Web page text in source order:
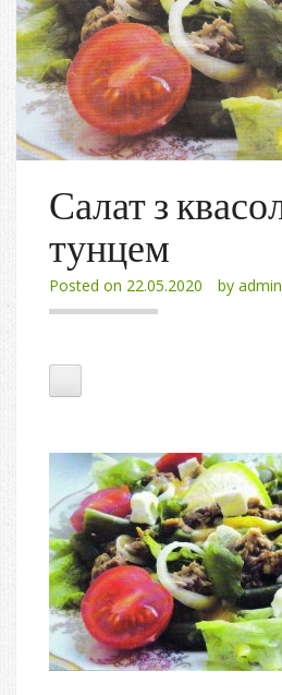
Салат з
тунцем
Posted on 22.05.2020 by admin